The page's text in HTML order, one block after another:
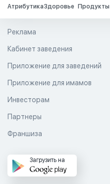
АтрибутикаЗдоровье Продукты
Реклама
Кабинет заведения
Приложение для заведений
Приложение для имамов
Инвесторам
Партнеры
Франшиза
Загрузить на